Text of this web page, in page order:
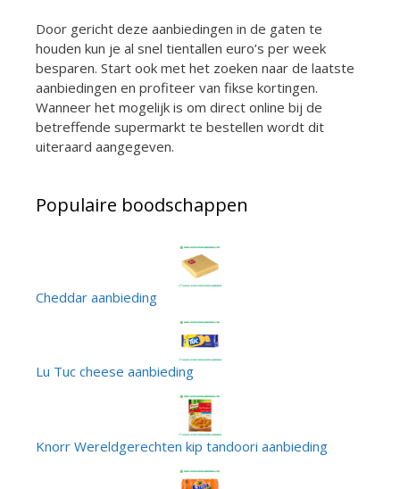
Door gericht deze aanbiedingen in de gaten te
houden kun je al snel tientallen euro’s per week
besparen. Start ook met het zoeken naar de laatste
aanbiedingen en profiteer van fikse kortingen.
Wanneer het mogelijk is om direct online bij de
betreffende supermarkt te bestellen wordt dit
uiteraard aangegeven.
Populaire boodschappen
Cheddar aanbieding
Lu Tuc cheese aanbieding
Knorr Wereldgerechten kip tandoori aanbieding